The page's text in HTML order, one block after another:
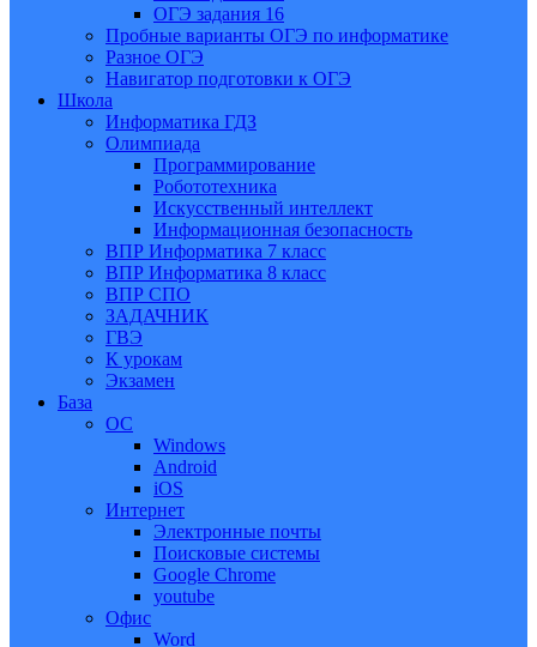
ОГЭ задания 16
Пробные варианты ОГЭ по информатике
Разное ОГЭ
Навигатор подготовки к ОГЭ
Школа
Информатика ГДЗ
Олимпиада
Программирование
Робототехника
Искусственный интеллект
Информационная безопасность
ВПР Информатика 7 класс
ВПР Информатика 8 класс
ВПР СПО
ЗАДАЧНИК
ГВЭ
К урокам
Экзамен
База
ОС
Windows
Android
iOS
Интернет
Электронные почты
Поисковые системы
Google Chrome
youtube
Офис
Word